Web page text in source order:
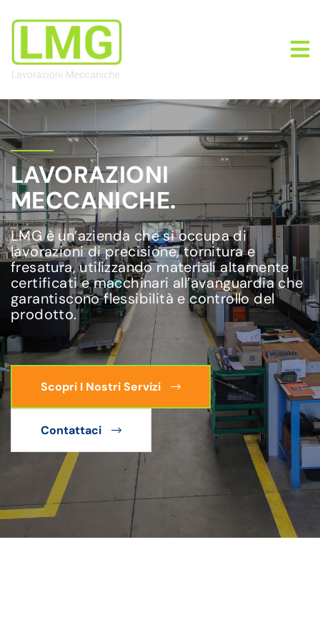
LAVORAZIONI
MECCANICHE.
LMG è un’azienda che si occupa di
lavorazioni di precisione, tornitura e
fresatura, utilizzando materiali altamente
certificati e macchinari all’avanguardia che
garantiscono flessibilità e controllo del
prodotto.
Scopri I Nostri Servizi
Contattaci